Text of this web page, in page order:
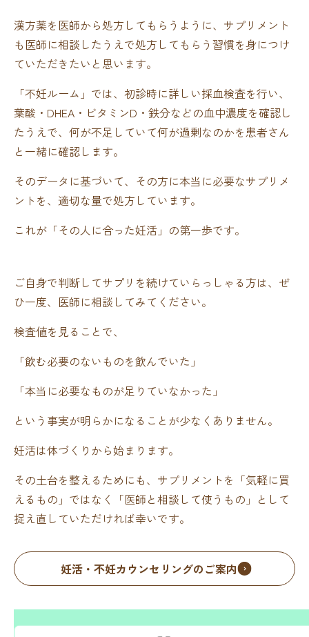
漢方薬を医師から処方してもらうように、サプリメント
も医師に相談したうえで処方してもらう習慣を身につけ
ていただきたいと思います。
「不妊ルーム」では、初診時に詳しい採血検査を行い、
葉酸・DHEA・ビタミンD・鉄分などの血中濃度を確認し
たうえで、何が不足していて何が過剰なのかを患者さん
と一緒に確認します。
そのデータに基づいて、その方に本当に必要なサプリメ
ントを、適切な量で処方しています。
これが「その人に合った妊活」の第一歩です。
ご自身で判断してサプリを続けていらっしゃる方は、ぜ
ひ一度、医師に相談してみてください。
検査値を見ることで、
「飲む必要のないものを飲んでいた」
「本当に必要なものが足りていなかった」
という事実が明らかになることが少なくありません。
妊活は体づくりから始まります。
その土台を整えるためにも、サプリメントを「気軽に買
えるもの」ではなく「医師と相談して使うもの」として
捉え直していただければ幸いです。
妊活・不妊カウンセリングのご案内